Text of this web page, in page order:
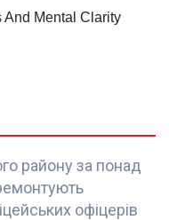
району за понад
офіцерів